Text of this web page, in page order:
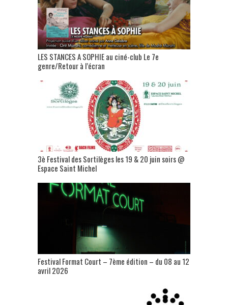
LES STANCES A SOPHIE au ciné-club Le 7e
genre/Retour à l’écran
3è Festival des Sortilèges les 19 & 20 juin soirs @
Espace Saint Michel
Festival Format Court – 7ème édition – du 08 au 12
avril 2026